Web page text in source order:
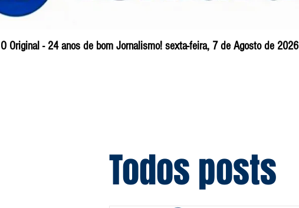
O Original - 24 anos de bom Jornalismo! sexta-feira, 7 de Agosto de 2026
Todos posts